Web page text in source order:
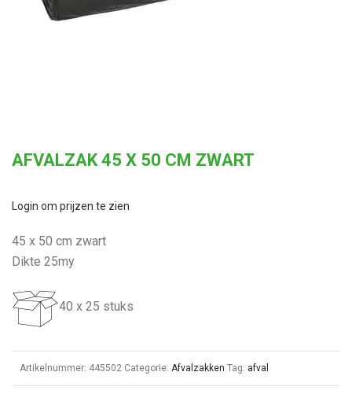
AFVALZAK 45 X 50 CM ZWART
Login om prijzen te zien
45 x 50 cm zwart
Dikte 25my
40 x 25 stuks
Artikelnummer: 445502 Categorie: Afvalzakken Tag: afval